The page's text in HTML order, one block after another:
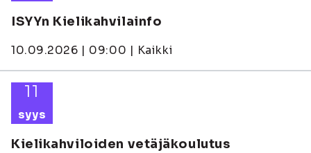
ISYYn Kielikahvilainfo
10.09.2026 | 09:00 | Kaikki
11
syys
Kielikahviloiden vetäjäkoulutus